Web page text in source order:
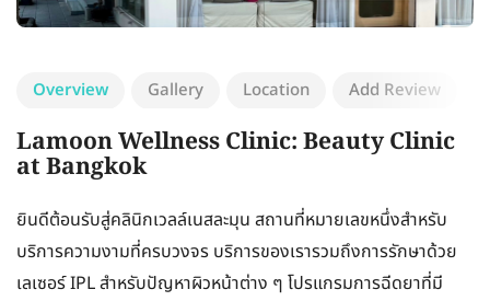
Overview Gallery Location Add Review
Lamoon Wellness Clinic: Beauty Clinic
at Bangkok
ยินดีต้อนรับสู่คลินิกเวลล์เนสละมุน สถานที่หมายเลขหนึ่งสำหรับ
บริการความงามที่ครบวงจร บริการของเรารวมถึงการรักษาด้วย
เลเซอร์ IPL สำหรับปัญหาผิวหน้าต่าง ๆ โปรแกรมการฉีดยาที่มี